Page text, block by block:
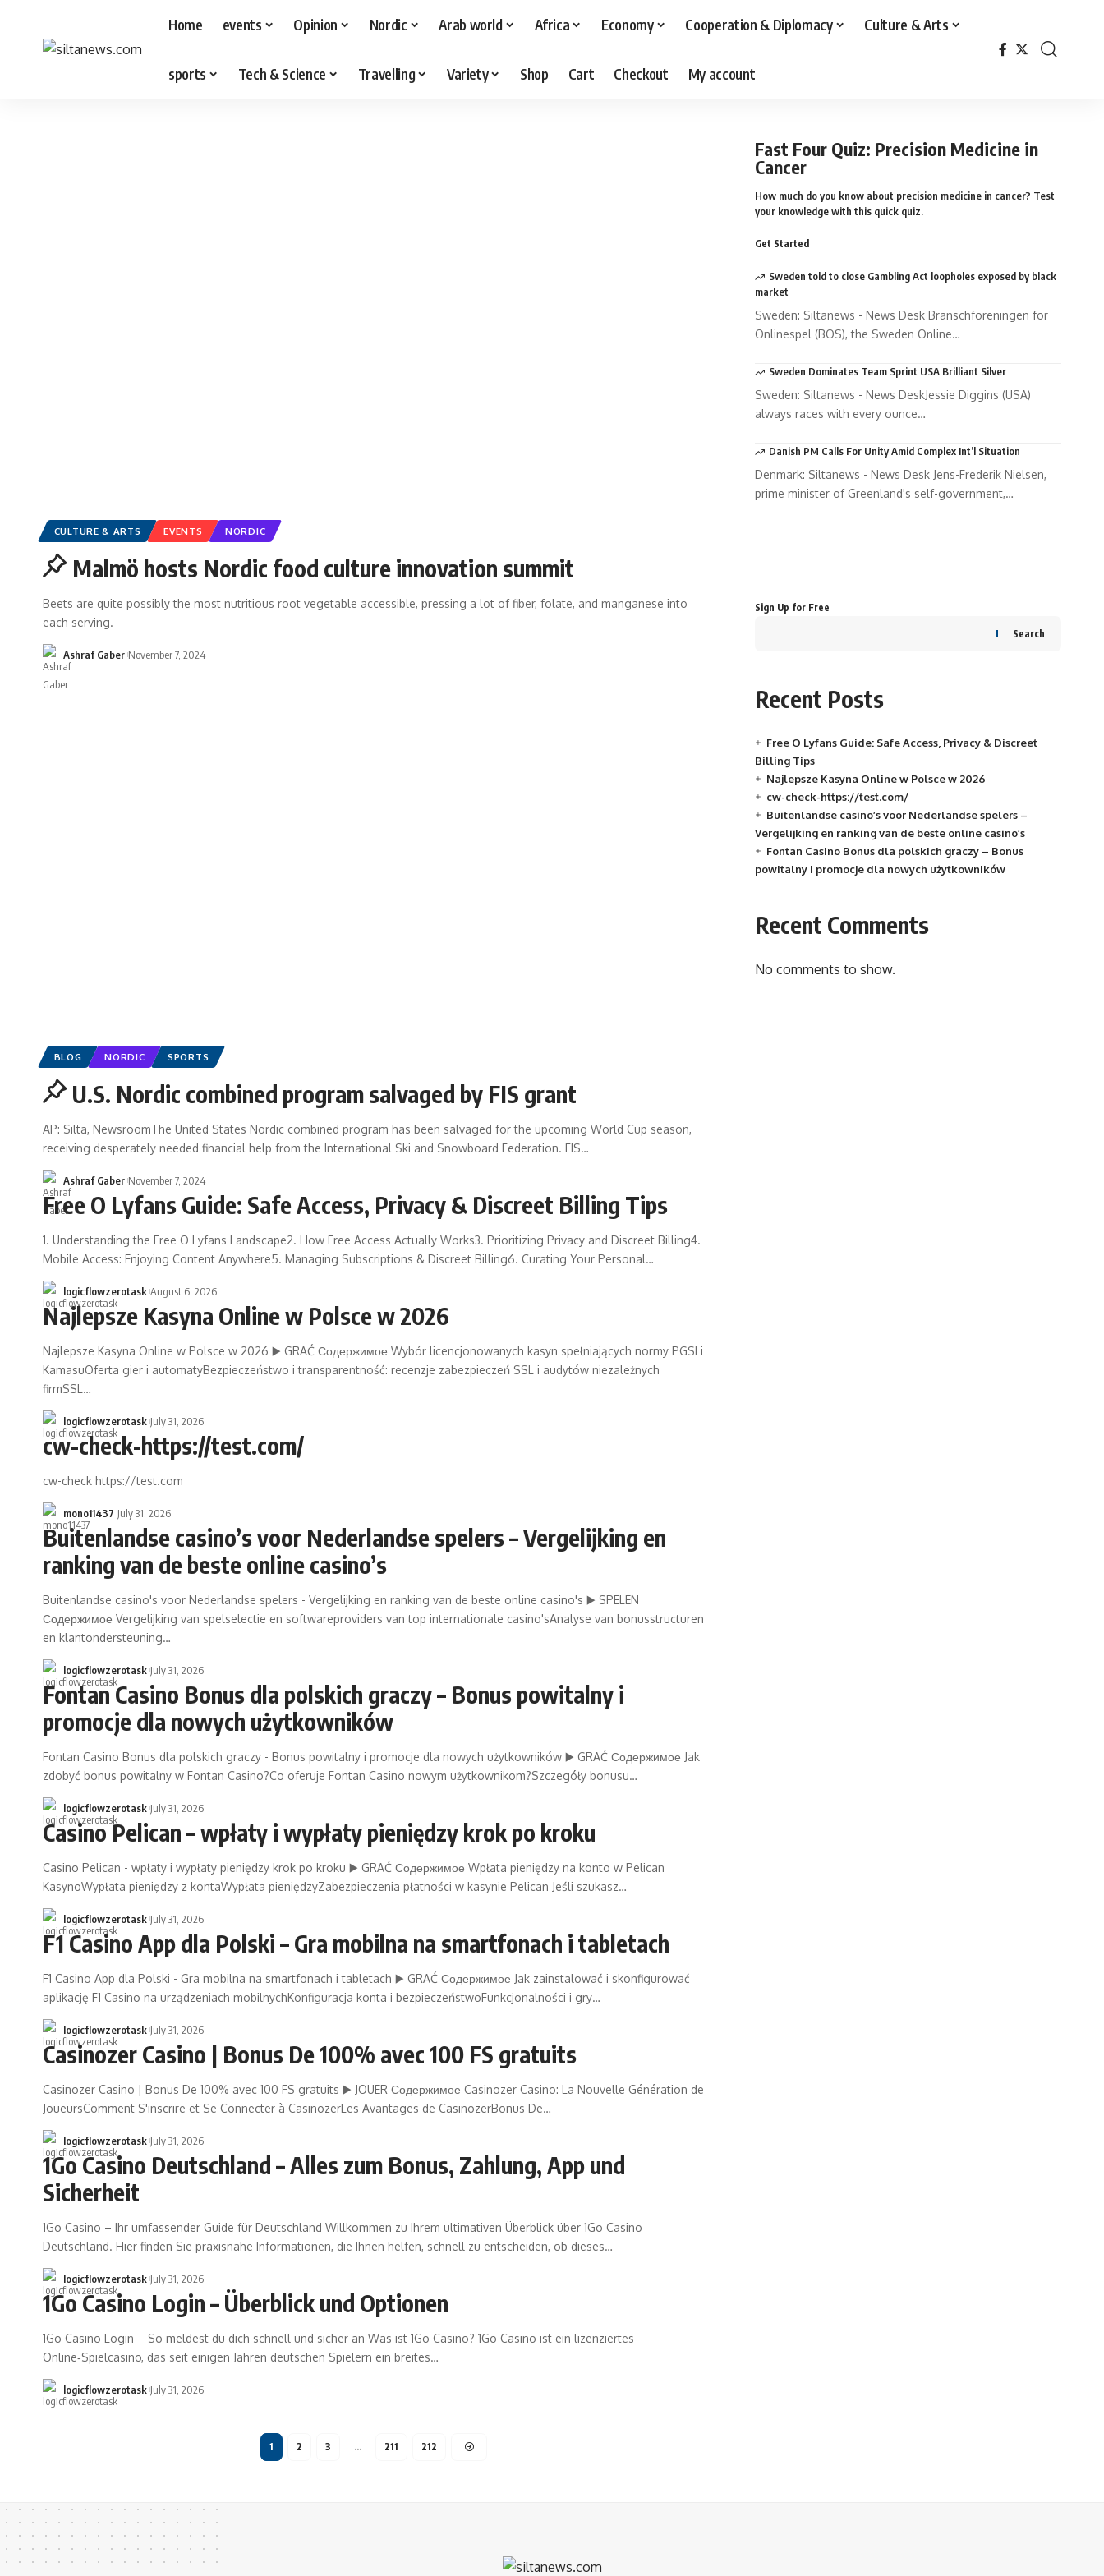
Home events Opinion Nordic Arab world Africa Economy Cooperation & Diplomacy Culture & Arts
sports Tech & Science Travelling Variety Shop Cart Checkout My account
CULTURE & ARTS EVENTS NORDIC
Malmö hosts Nordic food culture innovation summit
Beets are quite possibly the most nutritious root vegetable accessible, pressing a lot of fiber, folate, and manganese into
each serving.
Ashraf Gaber November 7, 2024
BLOG NORDIC SPORTS
U.S. Nordic combined program salvaged by FIS grant
AP: Silta, NewsroomThe United States Nordic combined program has been salvaged for the upcoming World Cup season,
receiving desperately needed financial help from the International Ski and Snowboard Federation. FIS…
Ashraf Gaber November 7, 2024
Free O Lyfans Guide: Safe Access, Privacy & Discreet Billing Tips
1. Understanding the Free O Lyfans Landscape2. How Free Access Actually Works3. Prioritizing Privacy and Discreet Billing4.
Mobile Access: Enjoying Content Anywhere5. Managing Subscriptions & Discreet Billing6. Curating Your Personal…
logicflowzerotask August 6, 2026
Najlepsze Kasyna Online w Polsce w 2026
Najlepsze Kasyna Online w Polsce w 2026 ▶️ GRAĆ Содержимое Wybór licencjonowanych kasyn spełniających normy PGSI i
KamasuOferta gier i automatyBezpieczeństwo i transparentność: recenzje zabezpieczeń SSL i audytów niezależnych
firmSSL…
logicflowzerotask July 31, 2026
cw-check-https://test.com/
cw-check https://test.com
mono11437 July 31, 2026
Buitenlandse casino’s voor Nederlandse spelers – Vergelijking en
ranking van de beste online casino’s
Buitenlandse casino's voor Nederlandse spelers - Vergelijking en ranking van de beste online casino's ▶️ SPELEN
Содержимое Vergelijking van spelselectie en softwareproviders van top internationale casino'sAnalyse van bonusstructuren
en klantondersteuning…
logicflowzerotask July 31, 2026
Fontan Casino Bonus dla polskich graczy – Bonus powitalny i
promocje dla nowych użytkowników
Fontan Casino Bonus dla polskich graczy - Bonus powitalny i promocje dla nowych użytkowników ▶️ GRAĆ Содержимое Jak
zdobyć bonus powitalny w Fontan Casino?Co oferuje Fontan Casino nowym użytkownikom?Szczegóły bonusu…
logicflowzerotask July 31, 2026
Casino Pelican – wpłaty i wypłaty pieniędzy krok po kroku
Casino Pelican - wpłaty i wypłaty pieniędzy krok po kroku ▶️ GRAĆ Содержимое Wpłata pieniędzy na konto w Pelican
KasynoWypłata pieniędzy z kontaWypłata pieniędzyZabezpieczenia płatności w kasynie Pelican Jeśli szukasz…
logicflowzerotask July 31, 2026
F1 Casino App dla Polski – Gra mobilna na smartfonach i tabletach
F1 Casino App dla Polski - Gra mobilna na smartfonach i tabletach ▶️ GRAĆ Содержимое Jak zainstalować i skonfigurować
aplikację F1 Casino na urządzeniach mobilnychKonfiguracja konta i bezpieczeństwoFunkcjonalności i gry…
logicflowzerotask July 31, 2026
Casinozer Casino | Bonus De 100% avec 100 FS gratuits
Casinozer Casino | Bonus De 100% avec 100 FS gratuits ▶️ JOUER Содержимое Casinozer Casino: La Nouvelle Génération de
JoueursComment S'inscrire et Se Connecter à CasinozerLes Avantages de CasinozerBonus De…
logicflowzerotask July 31, 2026
1Go Casino Deutschland – Alles zum Bonus, Zahlung, App und
Sicherheit
1Go Casino – Ihr umfassender Guide für Deutschland Willkommen zu Ihrem ultimativen Überblick über 1Go Casino
Deutschland. Hier finden Sie praxisnahe Informationen, die Ihnen helfen, schnell zu entscheiden, ob dieses…
logicflowzerotask July 31, 2026
1Go Casino Login – Überblick und Optionen
1Go Casino Login – So meldest du dich schnell und sicher an Was ist 1Go Casino? 1Go Casino ist ein lizenziertes
Online‑Spielcasino, das seit einigen Jahren deutschen Spielern ein breites…
logicflowzerotask July 31, 2026
1 2 3 … 211 212
Fast Four Quiz: Precision Medicine in
Cancer
How much do you know about precision medicine in cancer? Test
your knowledge with this quick quiz.
Get Started
Sweden told to close Gambling Act loopholes exposed by black
market
Sweden: Siltanews - News Desk Branschföreningen för
Onlinespel (BOS), the Sweden Online…
Sweden Dominates Team Sprint USA Brilliant Silver
Sweden: Siltanews - News DeskJessie Diggins (USA)
always races with every ounce…
Danish PM Calls For Unity Amid Complex Int’l Situation
Denmark: Siltanews - News Desk Jens-Frederik Nielsen,
prime minister of Greenland's self-government,…
Sign Up for Free
Search
Recent Posts
Free O Lyfans Guide: Safe Access, Privacy & Discreet
Billing Tips
Najlepsze Kasyna Online w Polsce w 2026
cw-check-https://test.com/
Buitenlandse casino’s voor Nederlandse spelers –
Vergelijking en ranking van de beste online casino’s
Fontan Casino Bonus dla polskich graczy – Bonus
powitalny i promocje dla nowych użytkowników
Recent Comments
No comments to show.